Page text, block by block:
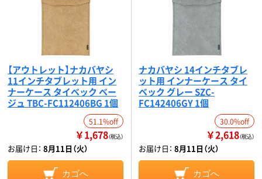
【アウトレット】ナカバヤシ
11インチタブレット用 イン
ナーケース タイベック ベー
ジュ TBC-FC112406BG 1個
51.1%off
￥1,678（税込）
お届け日： 8月11日（火）
カゴへ
ナカバヤシ 14インチタブレ
ット用 インナーケース タイ
ベック グレー SZC-
FC142406GY 1個
30.0%off
￥2,618（税込）
お届け日： 8月11日（火）
カゴへ